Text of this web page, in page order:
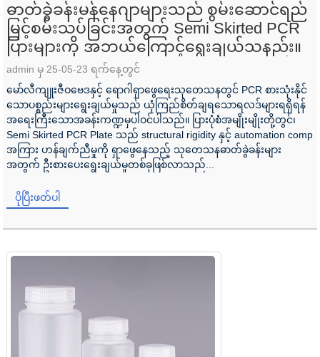
ဓာတ်ခွဲခန်းမန်နေဂျာများသည် စွမ်းဆောင်ရည်
မြင့်စမ်းသပ်ခြင်းအတွက် Semi Skirted PCR
ပြားများကို အဘယ်ကြောင့်ရွေးချယ်သနည်း။
admin မှ 25-05-23 ရက်နေ့တွင်
မော်လီကျူးဇီဝဗေဒနှင့် ရောဂါရှာဖွေရေးသုတေသနတွင် PCR စားသုံးနိုင်
သောပစ္စည်းများရွေးချယ်မှုသည် ယုံကြည်စိတ်ချရသောရလဒ်များရရှိရန်
အရေးကြီးသောအခန်းကဏ္ဍမှပါဝင်ပါသည်။ ပြားပုံစံအမျိုးမျိုးတို့တွင်၊
Semi Skirted PCR Plate သည် structural rigidity နှင့် automation comp
အကြား ဟန်ချက်ညီမှုကို ရှာဖွေနေသည့် သုတေသနဓာတ်ခွဲခန်းများ
အတွက် ဦးစားပေးရွေးချယ်မှုတစ်ခုဖြစ်လာသည်...
ပိုပြီးဖတ်ပါ